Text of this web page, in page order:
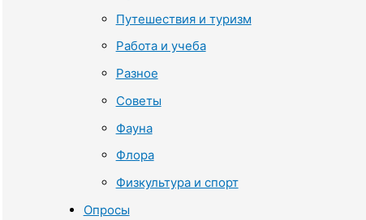
Путешествия и туризм
Работа и учеба
Разное
Советы
Фауна
Флора
Физкультура и спорт
Опросы